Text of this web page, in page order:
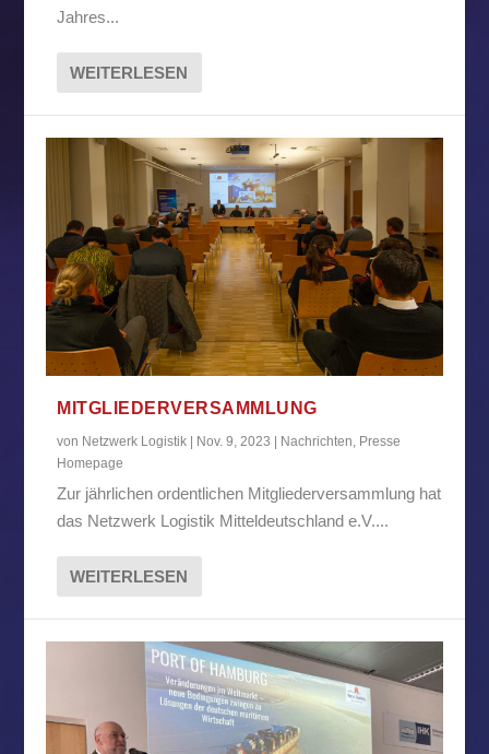
Jahres...
WEITERLESEN
MITGLIEDERVERSAMMLUNG
von Netzwerk Logistik | Nov. 9, 2023 | Nachrichten Presse
Homepage
Zur jährlichen ordentlichen Mitgliederversammlung hat
das Netzwerk Logistik Mitteldeutschland e.V....
WEITERLESEN